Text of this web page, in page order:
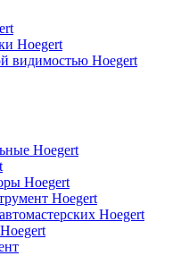
Hoegert
видимостью Hoegert
Hoegert
Hoegert
Hoegert
Hoegert